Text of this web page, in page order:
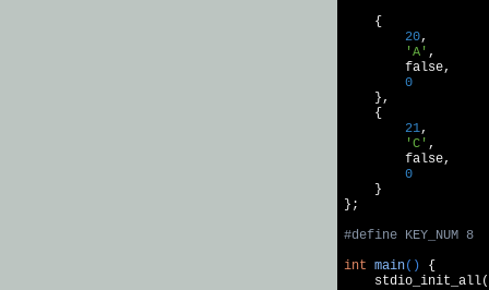
    {
20,
'A' ,
false,
0
    },
    {
21,
'C' ,
false,
0
    }
};
#define KEY_NUM 8
int main()
{